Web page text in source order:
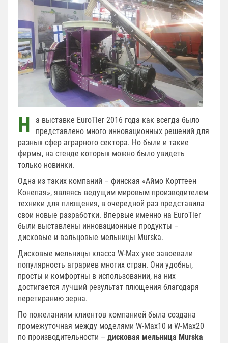
Н
а выставке EuroTier 2016 года как всегда было
представлено много инновационных решений для
разных сфер аграрного сектора. Но были и такие
фирмы, на стенде которых можно было увидеть
только новинки.
Одна из таких компаний – финская «Аймо Корттеен
Конепая», являясь ведущим мировым производителем
техники для плющения, в очередной раз представила
свои новые разработки. Впервые именно на EuroTier
были выставлены инновационные продукты –
дисковые и вальцовые мельницы Murska.
Дисковые мельницы класса W-Max уже завоевали
популярность аграриев многих стран. Они удобны,
просты и комфортны в использовании, на них
достигается лучший результат плющения благодаря
перетиранию зерна.
По пожеланиям клиентов компанией была создана
промежуточная между моделями W-Max10 и W-Max20
по производительности – дисковая мельница Murska